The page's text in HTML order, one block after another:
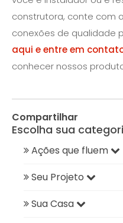
construtora, conte com
conexões de qualidade
aqui e entre em
conhecer nossos
Compartilhar
Escolha sua
Ações que fluem
Seu Projeto
Sua Casa